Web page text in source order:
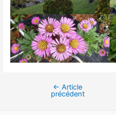
Navigation
← Article
précédent